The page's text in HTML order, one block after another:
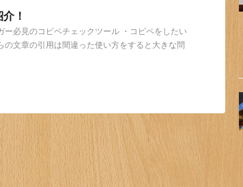
！
必見のコピペチェックツール ・コピペをしたい
文章の引用は間違った使い方をすると大きな問